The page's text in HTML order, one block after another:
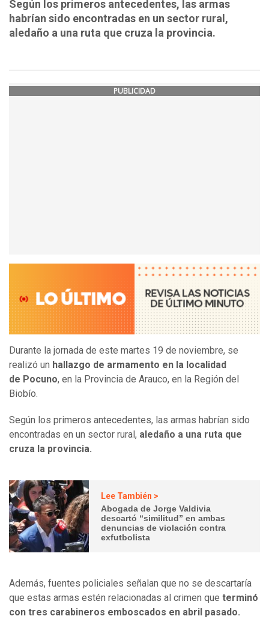
Según los primeros antecedentes, las armas
habrían sido encontradas en un sector rural,
aledaño a una ruta que cruza la provincia.
PUBLICIDAD
Durante la jornada de este martes 19 de noviembre, se
realizó un hallazgo de armamento en la localidad
de Pocuno, en la Provincia de Arauco, en la Región del
Biobío.
Según los primeros antecedentes, las armas habrían sido
encontradas en un sector rural, aledaño a una ruta que
cruza la provincia.
Lee También >
Abogada de Jorge Valdivia
descartó “similitud” en ambas
denuncias de violación contra
exfutbolista
Además, fuentes policiales señalan que no se descartaría
que estas armas estén relacionadas al crimen que terminó
con tres carabineros emboscados en abril pasado.